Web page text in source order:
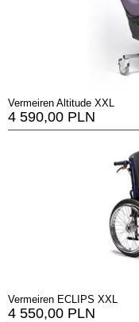
Vermeiren Altitude XXL
4 590,00 PLN
Vermeiren ECLIPS XXL
4 550,00 PLN